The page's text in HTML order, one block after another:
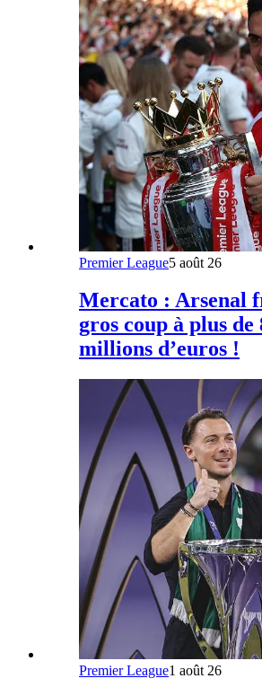
Premier League5 août 26
Mercato : Arsenal
gros coup à plus de
millions d’euros !
Premier League1 août 26